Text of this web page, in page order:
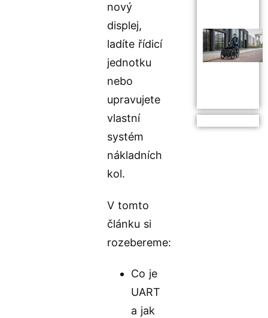
nový
displej,
ladíte řídicí
jednotku
nebo
upravujete
vlastní
systém
nákladních
kol.
V tomto
článku si
rozebereme:
Co je
UART
a jak